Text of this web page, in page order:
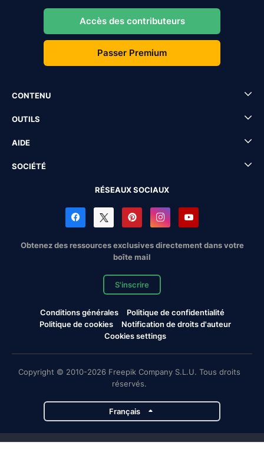
Accès des contributeurs
Passer Premium
CONTENU
OUTILS
AIDE
SOCIÉTÉ
RÉSEAUX SOCIAUX
Obtenez des ressources exclusives directement dans votre
boîte mail
S'inscrire
Conditions générales
Politique de confidentialité
Politique de cookies
Notification de droits d'auteur
Cookies settings
Copyright © 2010-2026 Freepik Company S.L.U. Tous droits
réservés.
Français